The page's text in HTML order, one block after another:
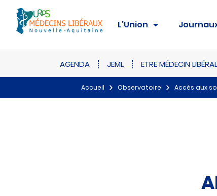
L’Union
AGENDA JEML ETRE MÉDECIN LIBÉRAL
Accueil Observatoire Accès aux